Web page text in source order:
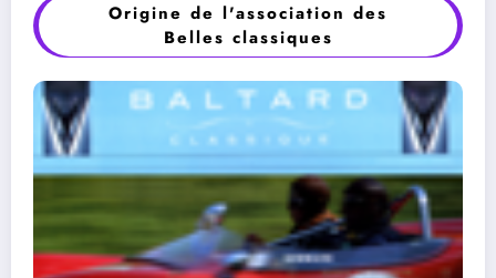
Origine de l'association des
Belles classiques